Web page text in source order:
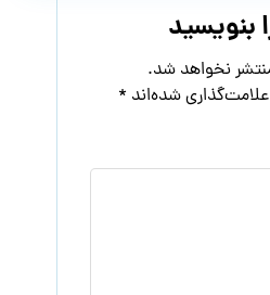
بنویسید
نخواهد شد.
شده‌اند *